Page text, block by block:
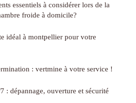
essentiels à considérer lors de la
froide à domicile?
idéal à montpellier pour votre
: vertmine à votre service !
: dépannage, ouverture et sécurité